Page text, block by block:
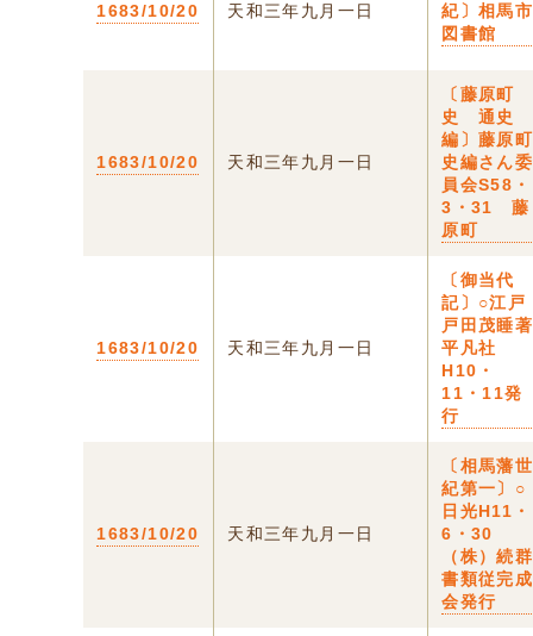
1683/10/20 天和三年九月一日
紀〕相馬市
図書館
1683/10/20 天和三年九月一日
〔藤原町
史 通史
編〕藤原町
史編さん委
員会S58・
3・31 藤
原町
1683/10/20 天和三年九月一日
〔御当代
記〕○江戸
戸田茂睡著
平凡社
H10・
11・11発
行
1683/10/20 天和三年九月一日
〔相馬藩世
紀第一〕○
日光H11・
6・30
（株）続群
書類従完成
会発行